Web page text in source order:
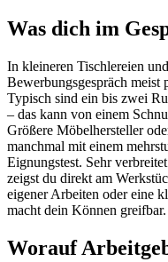
Was dich im
In kleineren Tischlereien
Bewerbungsgespräch meist
Typisch sind ein bis zwei
– das kann von einem
Größere Möbelhersteller
manchmal mit einem
Eignungstest. Sehr
zeigst du direkt am
eigener Arbeiten oder eine
macht dein Können greifbar.
Worauf